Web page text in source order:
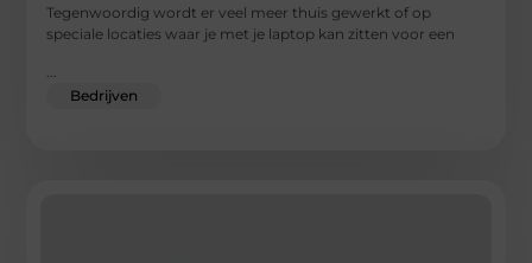
Tegenwoordig wordt er veel meer thuis gewerkt of op
speciale locaties waar je met je laptop kan zitten voor een
...
Bedrijven